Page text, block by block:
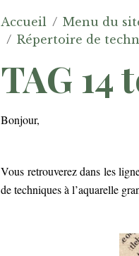
Accueil Menu du
Répertoire de
TAG
Bonjour,
Vous retrouverez dans les
de techniques à l’aquarelle